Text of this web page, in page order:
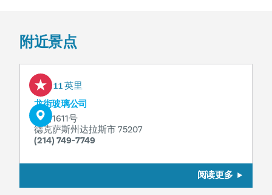
附近景点
0.11 英里
龙街玻璃公司
龙街1611号
德克萨斯州达拉斯市 75207
(214) 749-7749
阅读更多